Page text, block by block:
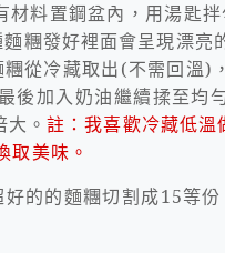
材料置鋼盆內，用湯匙
糰發好裡面會呈現漂亮
從冷藏取出(不需回溫)
後加入奶油繼續揉至均
大。註：我喜歡冷藏低
取美味。
的的麵糰切割成15等